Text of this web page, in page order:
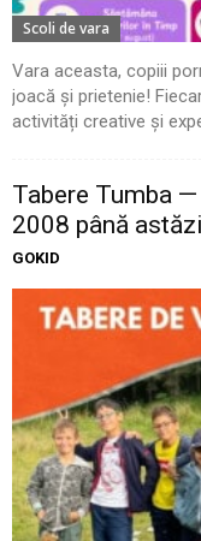
Scoli de vara
Vara aceasta, copiii
joacă și prietenie!
activități creative și
Tabere Tumba
2008 până astăzi
GOKID